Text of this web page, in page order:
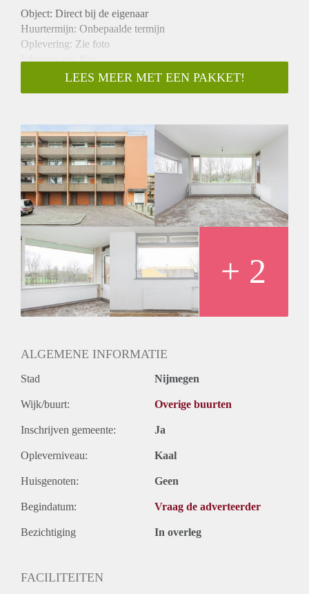
Object: Direct bij de eigenaar
Huurtermijn: Onbepaalde termijn
Oplevering: Zie foto
Inkomen eis: Nee
Garantiestelling mogelijk: Nee
Borg: 1 Maand
Huisdieren toegestaan: Afhankelijk van de Eigenaar
Huurtoeslag grens: Ja
Geschikt voor studenten: Afhankelijk van de Eigenaar
LEES MEER MET EEN PAKKET!
+ 2
ALGEMENE INFORMATIE
Stad Nijmegen
Wijk/buurt: Overige buurten
Inschrijven gemeente: Ja
Opleverniveau: Kaal
Huisgenoten: Geen
Begindatum: Vraag de adverteerder
Bezichtiging In overleg
FACILITEITEN